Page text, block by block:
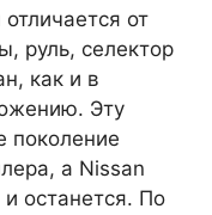
от
руль, селектор
как и в
Эту
поколение
а Nissan
останется. По